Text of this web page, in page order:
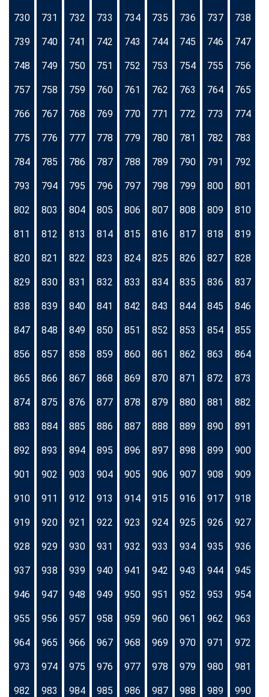
730 731 732 733 734 735 736 737 738
739 740 741 742 743 744 745 746 747
748 749 750 751 752 753 754 755 756
757 758 759 760 761 762 763 764 765
766 767 768 769 770 771 772 773 774
775 776 777 778 779 780 781 782 783
784 785 786 787 788 789 790 791 792
793 794 795 796 797 798 799 800 801
802 803 804 805 806 807 808 809 810
811 812 813 814 815 816 817 818 819
820 821 822 823 824 825 826 827 828
829 830 831 832 833 834 835 836 837
838 839 840 841 842 843 844 845 846
847 848 849 850 851 852 853 854 855
856 857 858 859 860 861 862 863 864
865 866 867 868 869 870 871 872 873
874 875 876 877 878 879 880 881 882
883 884 885 886 887 888 889 890 891
892 893 894 895 896 897 898 899 900
901 902 903 904 905 906 907 908 909
910 911 912 913 914 915 916 917 918
919 920 921 922 923 924 925 926 927
928 929 930 931 932 933 934 935 936
937 938 939 940 941 942 943 944 945
946 947 948 949 950 951 952 953 954
955 956 957 958 959 960 961 962 963
964 965 966 967 968 969 970 971 972
973 974 975 976 977 978 979 980 981
982 983 984 985 986 987 988 989 990